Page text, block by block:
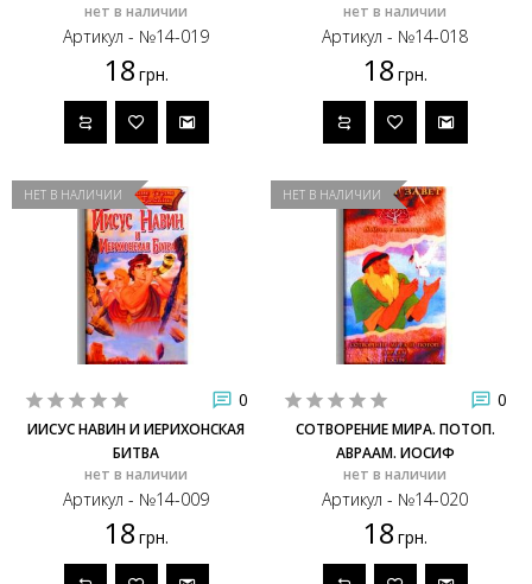
нет в наличии
Артикул - №14-019
18 грн.
нет в наличии
Артикул - №14-018
18 грн.
НЕТ В НАЛИЧИИ
0
ИИСУС НАВИН И ИЕРИХОНСКАЯ
БИТВА
нет в наличии
Артикул - №14-009
18 грн.
НЕТ В НАЛИЧИИ
0
СОТВОРЕНИЕ МИРА. ПОТОП.
АВРААМ. ИОСИФ
нет в наличии
Артикул - №14-020
18 грн.